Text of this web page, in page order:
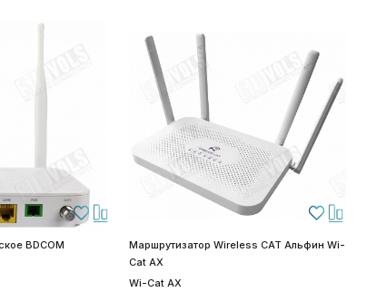
BDCOM
Маршрутизатор Wireless CAT Альфин Wi-
Cat AX
Wi-Cat AX